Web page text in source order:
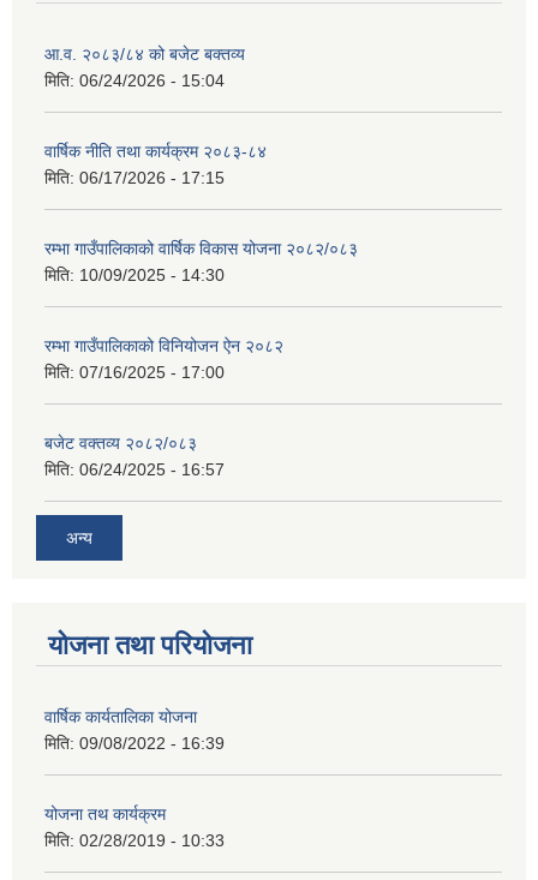
आ.व. २०८३/८४ को बजेट बक्तव्य
मिति: 06/24/2026 - 15:04
वार्षिक नीति तथा कार्यक्रम २०८३-८४
मिति: 06/17/2026 - 17:15
रम्भा गाउँपालिकाको वार्षिक विकास योजना २०८२/०८३
मिति: 10/09/2025 - 14:30
रम्भा गाउँपालिकाको विनियोजन ऐन २०८२
मिति: 07/16/2025 - 17:00
बजेट वक्तव्य २०८२/०८३
मिति: 06/24/2025 - 16:57
अन्य
योजना तथा परियोजना
वार्षिक कार्यतालिका योजना
मिति: 09/08/2022 - 16:39
योजना तथ कार्यक्रम
मिति: 02/28/2019 - 10:33